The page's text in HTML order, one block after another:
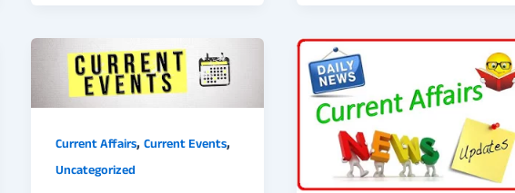
Current Affairs, Current Events,
Uncategorized